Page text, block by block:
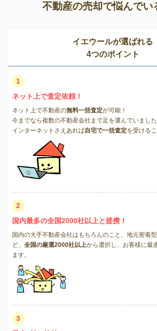
不動産の売却で悩んでい
イエウールが選ばれる
4つのポイント
1
ネット上で査定依頼！
ネット上で不動産の無料一括査定が可能！
今までなら複数の不動産会社まで足を運んでいまし
インターネットさえあれば自宅で一括査定を受ける
2
国内最多の全国2000社以上と提携！
国内の大手不動産会社はもちろんのこと、地元密着
ど、 全国の厳選2000社以上から選択し、お客様に最
ます。
3